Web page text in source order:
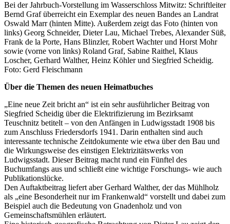
Bei der Jahrbuch-Vorstellung im Wasserschloss Mitwitz: Schriftleiter
Bernd Graf überreicht ein Exemplar des neuen Bandes an Landrat
Oswald Marr (hinten Mitte). Außerdem zeigt das Foto (hinten von
links) Georg Schneider, Dieter Lau, Michael Trebes, Alexander Süß,
Frank de la Porte, Hans Blinzler, Robert Wachter und Horst Mohr
sowie (vorne von links) Roland Graf, Sabine Raithel, Klaus
Loscher, Gerhard Walther, Heinz Köhler und Siegfried Scheidig.
Foto: Gerd Fleischmann
Über die Themen des neuen Heimatbuches
„Eine neue Zeit bricht an“ ist ein sehr ausführlicher Beitrag von
Siegfried Scheidig über die Elektrifizierung im Bezirksamt
Teuschnitz betitelt – von den Anfängen in Ludwigsstadt 1908 bis
zum Anschluss Friedersdorfs 1941. Darin enthalten sind auch
interessante technische Zeitdokumente wie etwa über den Bau und
die Wirkungsweise des einstigen Elektrizitätswerks von
Ludwigsstadt. Dieser Beitrag macht rund ein Fünftel des
Buchumfangs aus und schließt eine wichtige Forschungs- wie auch
Publikationslücke.
Den Auftaktbeitrag liefert aber Gerhard Walther, der das Mühlholz
als „eine Besonderheit nur im Frankenwald“ vorstellt und dabei zum
Beispiel auch die Bedeutung von Gnadenholz und von
Gemeinschaftsmühlen erläutert.